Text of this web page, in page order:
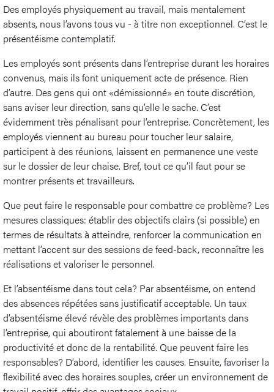
Des employés physiquement au travail, mais mentalement
absents, nous l’avons tous vu - à titre non exceptionnel. C’est le
présentéisme contemplatif.
Les employés sont présents dans l’entreprise durant les horaires
convenus, mais ils font uniquement acte de présence. Rien
d’autre. Des gens qui ont «démissionné» en toute discrétion,
sans aviser leur direction, sans qu’elle le sache. C’est
évidemment très pénalisant pour l’entreprise. Concrètement, les
employés viennent au bureau pour toucher leur salaire,
participent à des réunions, laissent en permanence une veste
sur le dossier de leur chaise. Bref, tout ce qu’il faut pour se
montrer présents et travailleurs.
Que peut faire le responsable pour combattre ce problème? Les
mesures classiques: établir des objectifs clairs (si possible) en
termes de résultats à atteindre, renforcer la communication en
mettant l’accent sur des sessions de feed-back, reconnaître les
réalisations et valoriser le personnel.
Et l’absentéisme dans tout cela? Par absentéisme, on entend
des absences répétées sans justificatif acceptable. Un taux
d’absentéisme élevé révèle des problèmes importants dans
l’entreprise, qui aboutiront fatalement à une baisse de la
productivité et donc de la rentabilité. Que peuvent faire les
responsables? D’abord, identifier les causes. Ensuite, favoriser la
flexibilité avec des horaires souples, créer un environnement de